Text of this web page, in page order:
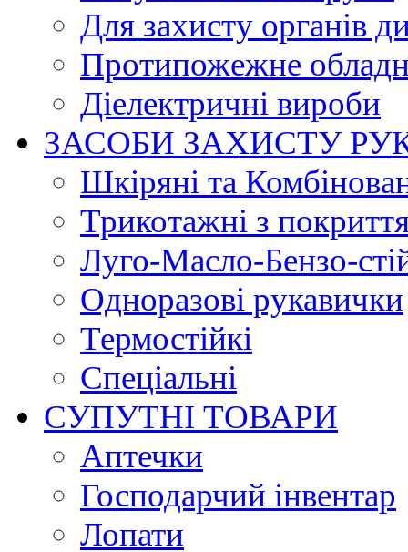
Для захисту органів
Протипожежне
Діелектричні вироби
ЗАСОБИ ЗАХИСТУ
Шкіряні та
Трикотажні з
Луго-Масло-Бензо-
Одноразові рукавички
Термостійкі
Спеціальні
СУПУТНІ ТОВАРИ
Аптечки
Господарчий інвентар
Лопати